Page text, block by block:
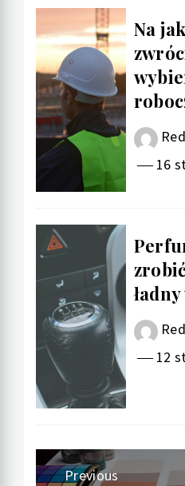
Na
16
12
Nawigacja
Previous